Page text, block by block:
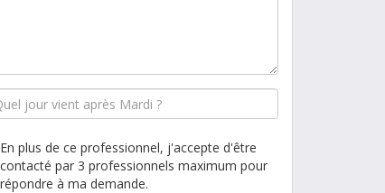
En plus de ce professionnel, j'accepte d'être
contacté par 3 professionnels maximum pour
répondre à ma demande.